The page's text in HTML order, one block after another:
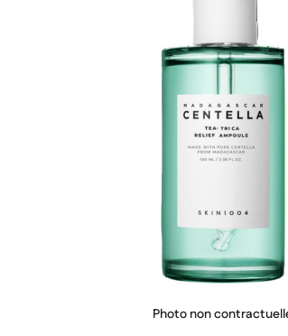
Photo non